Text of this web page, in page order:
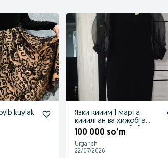
kuylak
Язки кийим 1 марта
кийилган ва хижобга
отилганлиги сабабли
100 000 so’m
Urganch
22/07/2026